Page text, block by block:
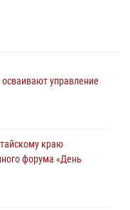
управление
краю
форума «День